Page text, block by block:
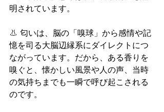
明されています。
👃 匂いは、脳の「嗅球」から感情や記
憶を司る大脳辺縁系にダイレクトにつ
ながっています。だから、ある香りを
嗅ぐと、懐かしい風景や人の声、当時
の気持ちまでも一瞬で呼び起こされる
のです。